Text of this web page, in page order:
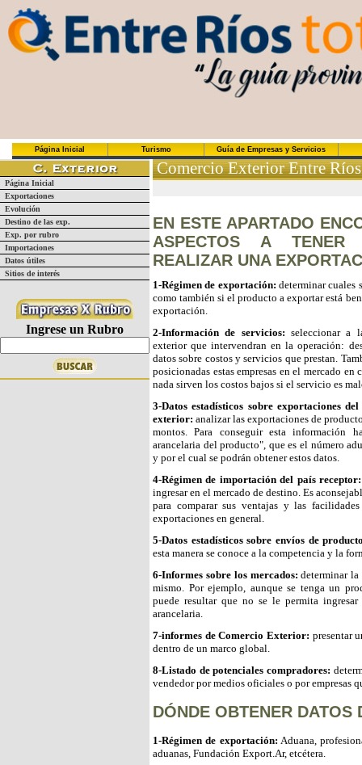
Página Inicial Turismo Guía de Empresas y Servicios
Página Inicial
Exportaciones
Evolución
Destino de las exp.
Exp. por rubro
Importaciones
Datos útiles
Sitios de interés
Ingrese un Rubro
Comercio Exterior Entre Ríos
EN ESTE APARTADO
ASPECTOS A
REALIZAR UNA
1-Régimen de exportación: determinar cuales
como también si el producto a exportar está
exportación.
2-Información de servicios: seleccionar a
exterior que intervendran en la operación:
datos sobre costos y servicios que prestan.
posicionadas estas empresas en el mercado
nada sirven los costos bajos si el servicio es
3-Datos estadísticos sobre exportaciones
exterior: analizar las exportaciones de
montos. Para conseguir esta información
arancelaria del producto", que es el número
y por el cual se podrán obtener estos datos.
4-Régimen de importación del país receptor:
ingresar en el mercado de destino. Es
para comparar sus ventajas y las
exportaciones en general.
5-Datos estadísticos sobre envíos de
esta manera se conoce a la competencia y la
6-Informes sobre los mercados: determinar
mismo. Por ejemplo, aunque se tenga un
puede resultar que no se le permita
arancelaria.
7-informes de Comercio Exterior: presentar
dentro de un marco global.
8-Listado de potenciales compradores:
vendedor por medios oficiales o por empresas
DÓNDE OBTENER DATOS
1-Régimen de exportación: Aduana,
aduanas, Fundación Export.Ar, etcétera.